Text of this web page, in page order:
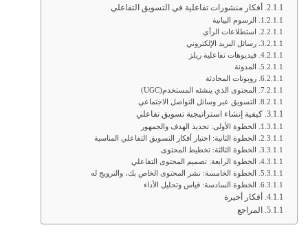
أفكار منشورات تفاعلية في التسويق التفاعلي
الرسوم البيانية
استطلاعات الرأي
رسائل البريد الإلكتروني
فيديوهات تفاعلية ريلز
المدونة
روبوتات المحادثة
المحتوى الذي ينشئه المستخدم(UGC)
التسويق عبر وسائل التواصل الاجتماعي
كيفية إنشاء استراتيجية تسويق تفاعلي
الخطوة الأولى: تحديد الهدف والجمهور
الخطوة الثانية: اختيار أفكار التسويق التفاعلي المناسبة
الخطوة الثالثة: تخطيط المحتوى
الخطوة الرابعة: تصميم المحتوى التفاعلي
الخطوة الخامسة: نشر المحتوى الخاص بك، والترويج له
الخطوة السادسة: قياس وتحليل الأداء
أفكار أخيرة
المراجع